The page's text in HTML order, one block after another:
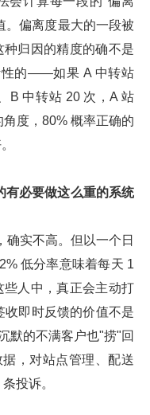
偏离度最大的一段被
归因的精度的确不是
性的——如果 A 中转站
B 中转站 20 次，A 站
度，80% 概率正确的
有必要做这么重的系统
确实不高。但以一个日
低分率意味着每天 1
人中，真正会主动打
收即时反馈的价值不是
默的不满客户也"捞"回
，对站点管理、配送
投诉。